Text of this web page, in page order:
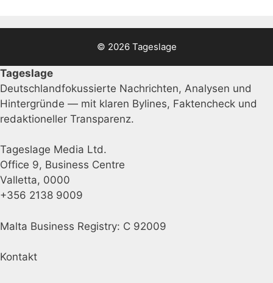
© 2026 Tageslage
Tageslage
Deutschlandfokussierte Nachrichten, Analysen und
Hintergründe — mit klaren Bylines, Faktencheck und
redaktioneller Transparenz.
Tageslage Media Ltd.
Office 9, Business Centre
Valletta, 0000
+356 2138 9009
Malta Business Registry: C 92009
Kontakt